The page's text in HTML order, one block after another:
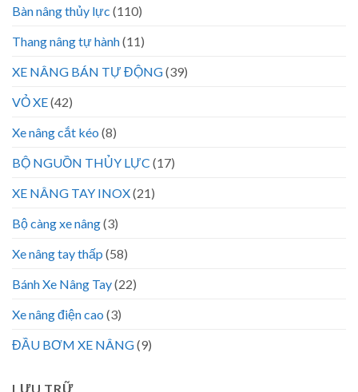
Bàn nâng thủy lực (110)
Thang nâng tự hành(11)
XE NÂNG BÁN TỰ ĐỘNG(39)
VỎ XE(42)
Xe nâng cắt kéo (8)
BỘ NGUỒN THỦY LỰC (17)
XE NÂNG TAY INOX(21)
Bộ càng xe nâng(3)
Xe nâng tay thấp (58)
Bánh Xe Nâng Tay(22)
Xe nâng điện cao (3)
ĐẦU BƠM XE NÂNG(9)
LƯU TRỮ